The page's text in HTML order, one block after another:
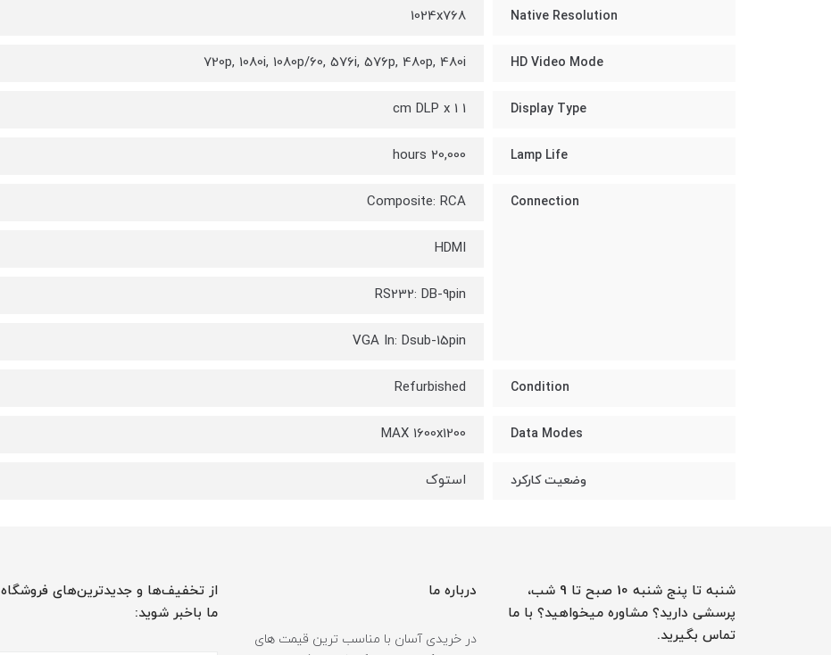
Native Resolution
1024x768
HD Video Mode
720p, 1080i, 1080p/60, 576i, 576p, 480p, 480i
Display Type
1 cm DLP x 1
Lamp Life
20,000 hours
Connection
Composite: RCA
HDMI
RS232: DB-9pin
VGA In: Dsub-15pin
Condition
Refurbished
Data Modes
MAX 1600x1200
وضعیت کارکرد استوک
شنبه تا پنج شنبه 10 صبح تا 9 شب،
پرسشی دارید؟ مشاوره میخواهید؟ با ما
تماس بگیرید.
درباره ما
در خریدی آسان با مناسب ترین قیمت های
از تخفیف‌ها و جدیدترین‌های فروشگاه
ما باخبر شوید: